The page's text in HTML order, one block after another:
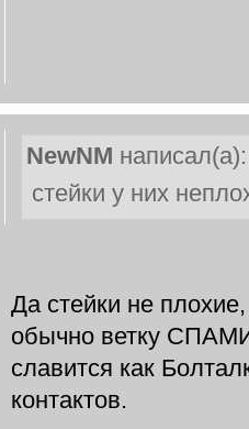
NewNM написал(а):
стейки у них
Да стейки не
обычно ветку
славится как
контактов.